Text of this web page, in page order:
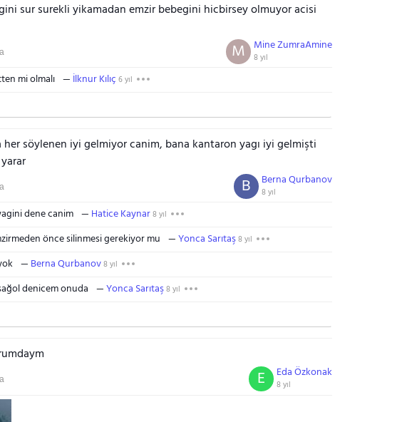
sur surekli yikamadan emzir bebegini hicbirsey olmuyor acisi
Mine ZumraAmine
8 yıl
M
mi olmalı İlknur Kılıç 6 yıl
söylenen iyi gelmiyor canim, bana kantaron yagı iyi gelmişti
Berna Qurbanov
8 yıl
B
dene canim Hatice Kaynar8 yıl
önce silinmesi gerekiyor mu Yonca Sarıtaş8 yıl
Berna Qurbanov8 yıl
denicem onuda Yonca Sarıtaş8 yıl
Eda Özkonak
8 yıl
E